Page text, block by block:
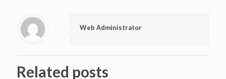
Web Administrator
Related posts